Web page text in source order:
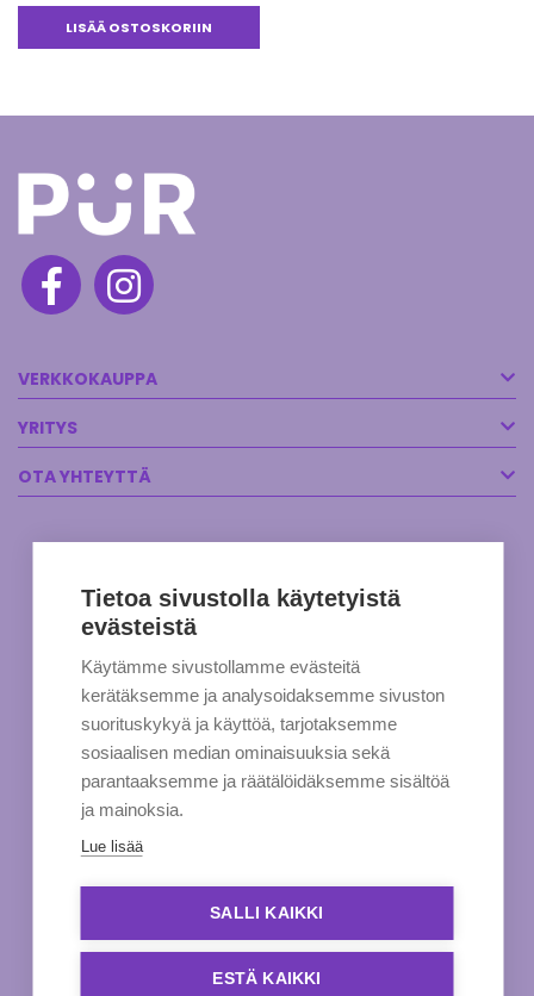
LISÄÄ OSTOSKORIIN
VERKKOKAUPPA
YRITYS
OTA YHTEYTTÄ
Tietoa sivustolla käytetyistä
evästeistä
Käytämme sivustollamme evästeitä
kerätäksemme ja analysoidaksemme sivuston
suorituskykyä ja käyttöä, tarjotaksemme
sosiaalisen median ominaisuuksia sekä
parantaaksemme ja räätälöidäksemme sisältöä
ja mainoksia.
Lue lisää
SALLI KAIKKI
ESTÄ KAIKKI